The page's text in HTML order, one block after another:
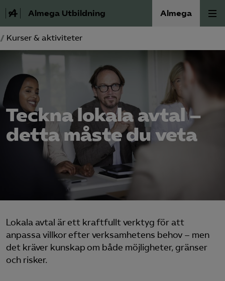
Almega Utbildning Almega
Våra frågor
Skoljuridik
Förbundets råd
Medlem
Om Almega Utbildning
Logga in på Arbetsgivarguiden
/ Kurser & aktiviteter
Teckna lokala avtal –
detta måste du veta
Lokala avtal är ett kraftfullt verktyg för att
anpassa villkor efter verksamhetens behov – men
det kräver kunskap om både möjligheter, gränser
och risker.